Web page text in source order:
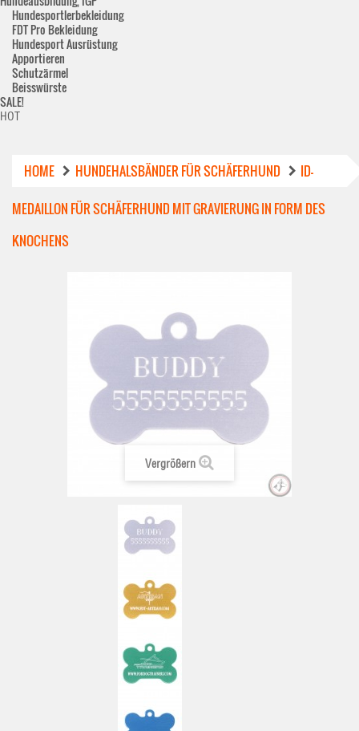
Hundesportlerbekleidung
FDT Pro Bekleidung
Hundesport Ausrüstung
Apportieren
Schutzärmel
Beisswürste
SALE!
HOT
HOME HUNDEHALSBÄNDER FÜR SCHÄFERHUND
ID-
MEDAILLON FÜR SCHÄFERHUND MIT GRAVIERUNG IN FORM DES
KNOCHENS
Vergrößern